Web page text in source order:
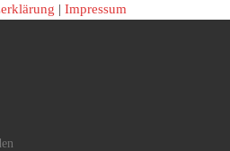
| Impressum